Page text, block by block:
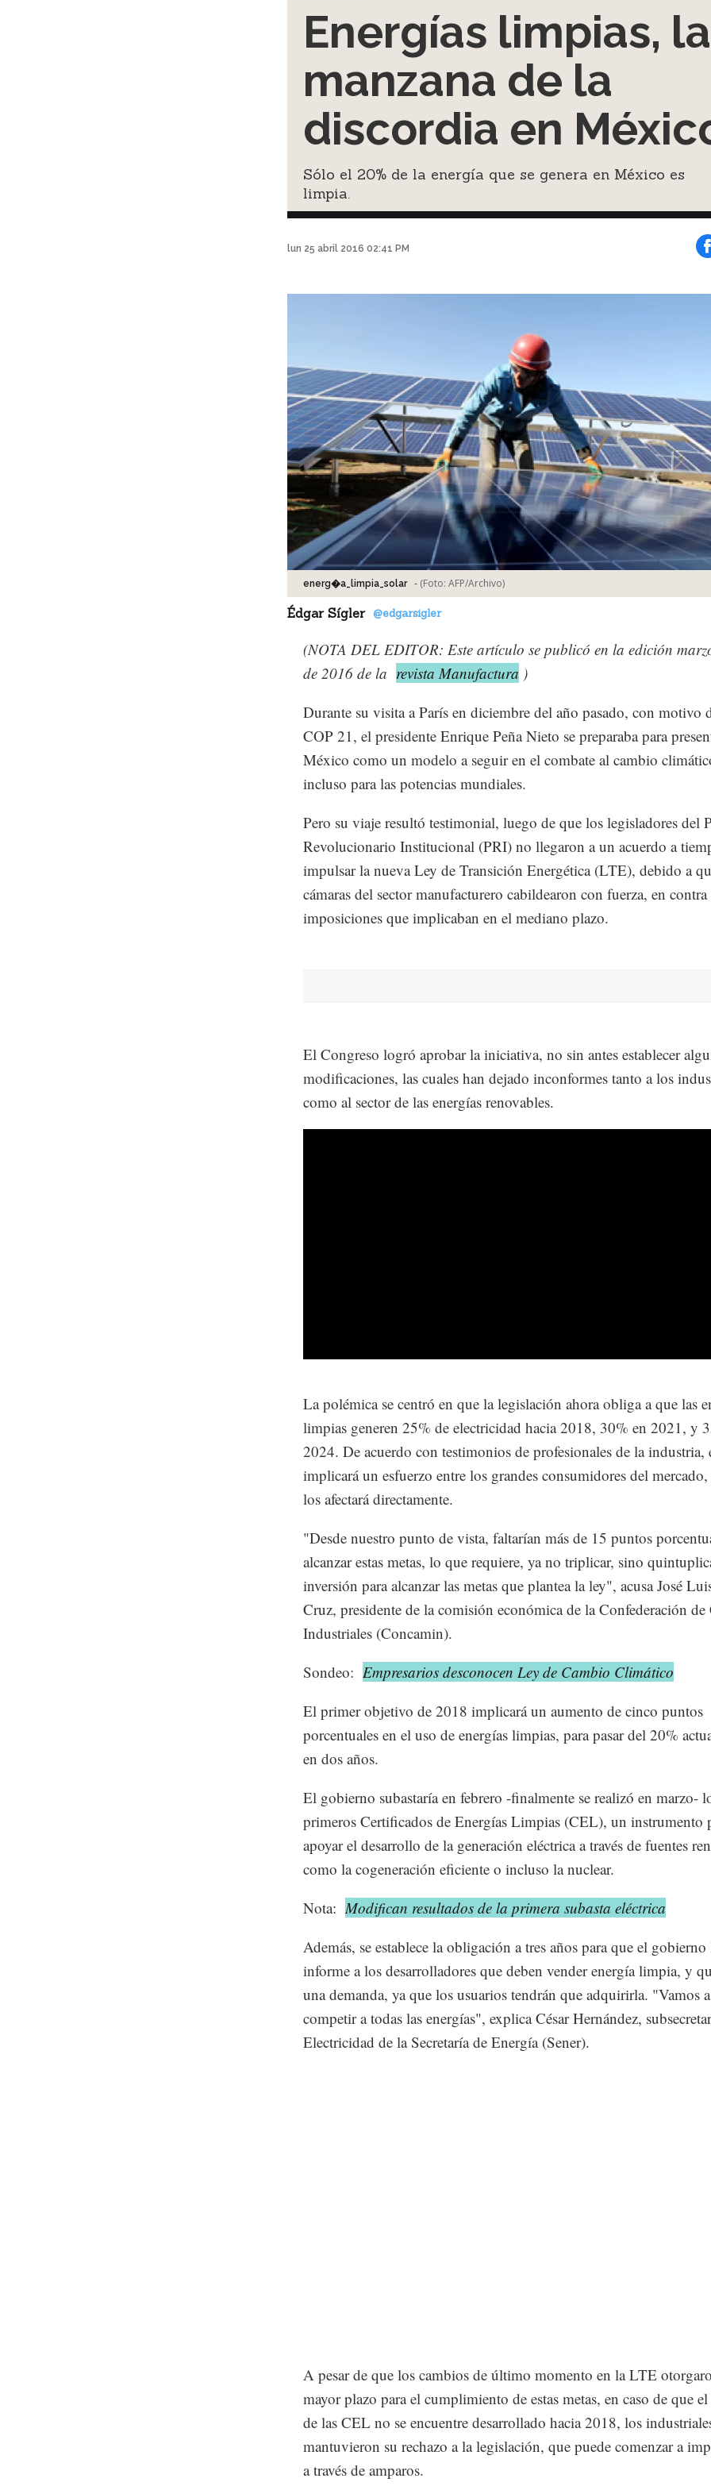
Energías limpias, la
manzana de la
discordia en
Sólo el 20% de la energía que se genera en México es
limpia.
lun 25 abril 2016 02:41 PM
energ�a_limpia_solar - (Foto: AFP/Archivo)
Édgar Sígler @edgarsigler
(NOTA DEL EDITOR: Este artículo se publicó en la edición
de 2016 de la revista Manufactura )
Durante su visita a París en diciembre del año pasado, con motivo
COP 21, el presidente Enrique Peña Nieto se preparaba para
México como un modelo a seguir en el combate al cambio
incluso para las potencias mundiales.
Pero su viaje resultó testimonial, luego de que los legisladores del
Revolucionario Institucional (PRI) no llegaron a un acuerdo a
impulsar la nueva Ley de Transición Energética (LTE), debido a
cámaras del sector manufacturero cabildearon con fuerza, en contra
imposiciones que implicaban en el mediano plazo.
El Congreso logró aprobar la iniciativa, no sin antes establecer
modificaciones, las cuales han dejado inconformes tanto a los
como al sector de las energías renovables.
La polémica se centró en que la legislación ahora obliga a que las
limpias generen 25% de electricidad hacia 2018, 30% en 2021, y
2024. De acuerdo con testimonios de profesionales de la industria,
implicará un esfuerzo entre los grandes consumidores del
los afectará directamente.
"Desde nuestro punto de vista, faltarían más de 15 puntos
alcanzar estas metas, lo que requiere, ya no triplicar, sino
inversión para alcanzar las metas que plantea la ley", acusa José
Cruz, presidente de la comisión económica de la Confederación de
Industriales (Concamin).
Sondeo: Empresarios desconocen Ley de Cambio Climático
El primer objetivo de 2018 implicará un aumento de cinco puntos
porcentuales en el uso de energías limpias, para pasar del 20%
en dos años.
El gobierno subastaría en febrero -finalmente se realizó en marzo-
primeros Certificados de Energías Limpias (CEL), un instrumento
apoyar el desarrollo de la generación eléctrica a través de fuentes
como la cogeneración eficiente o incluso la nuclear.
Nota: Modifican resultados de la primera subasta eléctrica
Además, se establece la obligación a tres años para que el gobierno
informe a los desarrolladores que deben vender energía limpia, y
una demanda, ya que los usuarios tendrán que adquirirla. "Vamos
competir a todas las energías", explica César Hernández,
Electricidad de la Secretaría de Energía (Sener).
A pesar de que los cambios de último momento en la LTE
mayor plazo para el cumplimiento de estas metas, en caso de que
de las CEL no se encuentre desarrollado hacia 2018, los
mantuvieron su rechazo a la legislación, que puede comenzar a
a través de amparos.